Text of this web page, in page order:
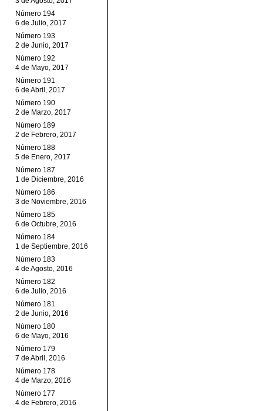
Número 194
6 de Julio, 2017
Número 193
2 de Junio, 2017
Número 192
4 de Mayo, 2017
Número 191
6 de Abril, 2017
Número 190
2 de Marzo, 2017
Número 189
2 de Febrero, 2017
Número 188
5 de Enero, 2017
Número 187
1 de Diciembre, 2016
Número 186
3 de Noviembre, 2016
Número 185
6 de Octubre, 2016
Número 184
1 de Septiembre, 2016
Número 183
4 de Agosto, 2016
Número 182
6 de Julio, 2016
Número 181
2 de Junio, 2016
Número 180
6 de Mayo, 2016
Número 179
7 de Abril, 2016
Número 178
4 de Marzo, 2016
Número 177
4 de Febrero, 2016